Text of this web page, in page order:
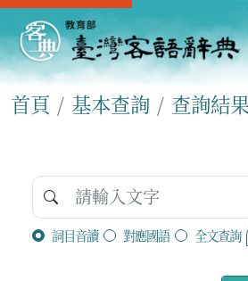
首頁 基本查詢 查詢結
詞目音讀 對應國語 全文查詢